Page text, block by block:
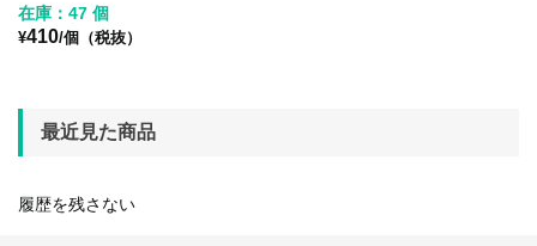
在庫：47 個
¥410/個（税抜）
最近見た商品
履歴を残さない